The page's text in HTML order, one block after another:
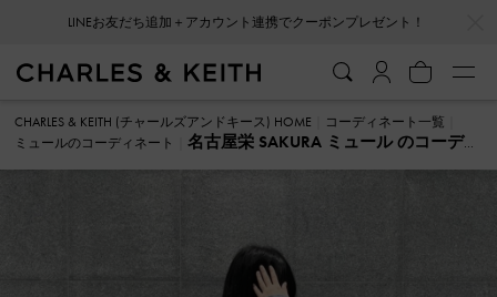
LINEお友だち追加＋アカウント連携でクーポンプレゼント！
CHARLES & KEITH (チャールズアンドキース) HOME
コーディネート一覧
ミュールのコーディネート
名古屋栄 SAKURA ミュール のコーデ